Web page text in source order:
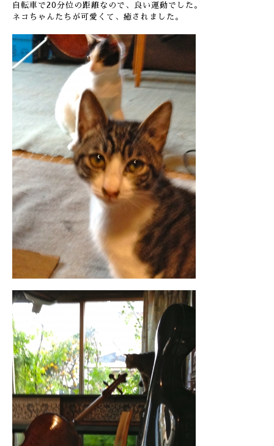
自転車で20分位の距離なので、良い運動でした。
ネコちゃんたちが可愛くて、癒されました。